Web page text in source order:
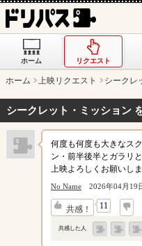
ホーム リクエスト
ホーム 上映リクエスト シークレ
シークレット・ミッション
何度も何度も大きなス
ン・前半後半とガラリ
上映よろしくお願いし
No Name 2026年04月19
共感！ 11
↓
共感した人